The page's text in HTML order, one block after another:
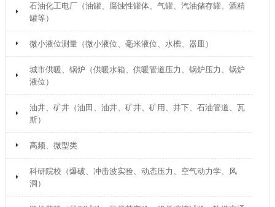
石油化工电厂（油罐、腐蚀性罐体、气罐、汽油储存罐、酒精
罐等）
微小液位测量（微小液位、毫米液位、水槽、器皿）
城市供暖、锅炉（供暖水箱、供暖管道压力、锅炉压力、锅炉
液位）
油井、矿井（油田、油井、矿井、矿用、井下、石油管道、瓦
斯）
高频、微型类
科研院校（爆破、冲击波实验、动态压力、空气动力学、风
洞）